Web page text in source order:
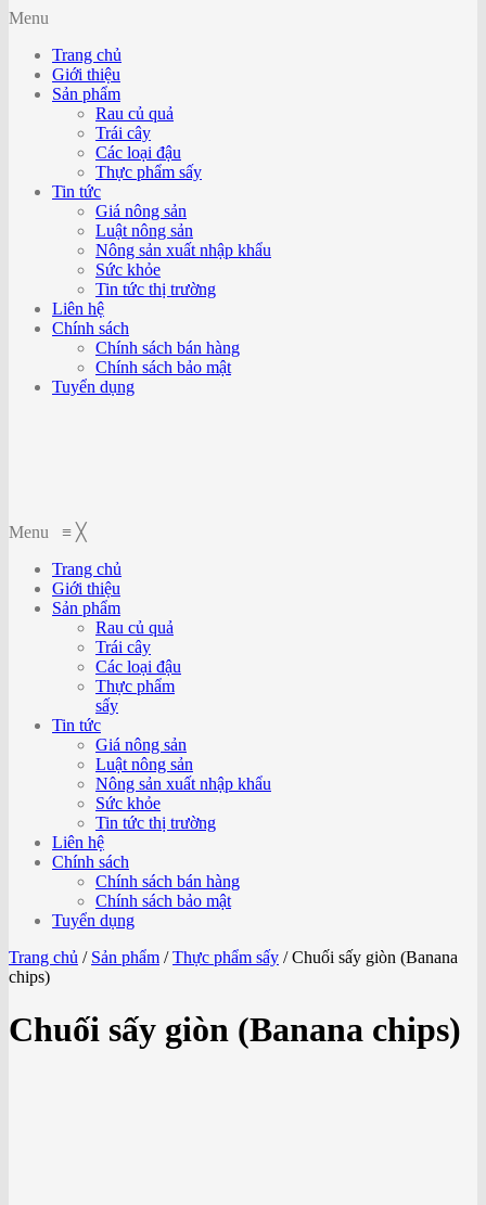
Menu
Trang chủ
Giới thiệu
Sản phẩm
Rau củ quả
Trái cây
Các loại đậu
Thực phẩm sấy
Tin tức
Giá nông sản
Luật nông sản
Nông sản xuất nhập khẩu
Sức khỏe
Tin tức thị trường
Liên hệ
Chính sách
Chính sách bán hàng
Chính sách bảo mật
Tuyển dụng
Menu ≡ ╳
Trang chủ
Giới thiệu
Sản phẩm
Rau củ quả
Trái cây
Các loại đậu
Thực phẩm
sấy
Tin tức
Giá nông sản
Luật nông sản
Nông sản xuất nhập khẩu
Sức khỏe
Tin tức thị trường
Liên hệ
Chính sách
Chính sách bán hàng
Chính sách bảo mật
Tuyển dụng
Trang chủ / Sản phẩm / Thực phẩm sấy /Chuối sấy giòn (Banana
chips)
Chuối sấy giòn (Banana chips)